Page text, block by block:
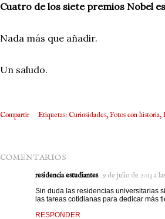
Cuatro de los siete premios Nobel
Nada más que añadir.
Un saludo.
Compartir Etiquetas: Curiosidades Fotos con historia
COMENTARIOS
residencia estudiantes 9 de julio de 2013 a
Sin duda las residencias universitarias
las tareas cotidianas para dedicar más
RESPONDER